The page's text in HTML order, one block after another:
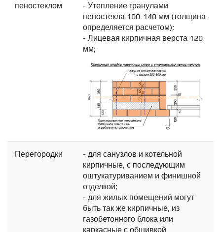
пеностеклом
- Утепление гранулами
пеностекла 100-140 мм (толщина
определяется расчетом);
- Лицевая кирпичная верста 120
мм;
Перегородки
- для санузлов и котельной
кирпичные, с последующим
оштукатуриванием и финишной
отделкой;
- для жилых помещений могут
быть так же кирпичные, из
газобетонного блока или
каркасные с обшивкой